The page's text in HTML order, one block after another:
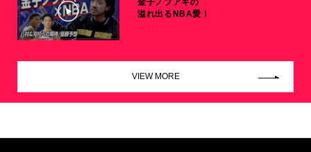
金子ノブアキの
溢れ出るNBA愛！
VIEW MORE